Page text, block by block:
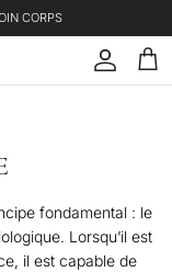
CORPS
Déjà
fondamental : le
Lorsqu’il est
il est capable de